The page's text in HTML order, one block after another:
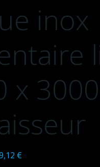
inox
x
€